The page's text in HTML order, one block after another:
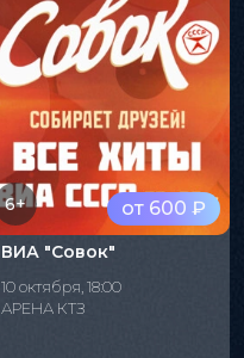
от 600 ₽
6+
ВИА "Совок"
10 октября, 18:00
АРЕНА КТЗ